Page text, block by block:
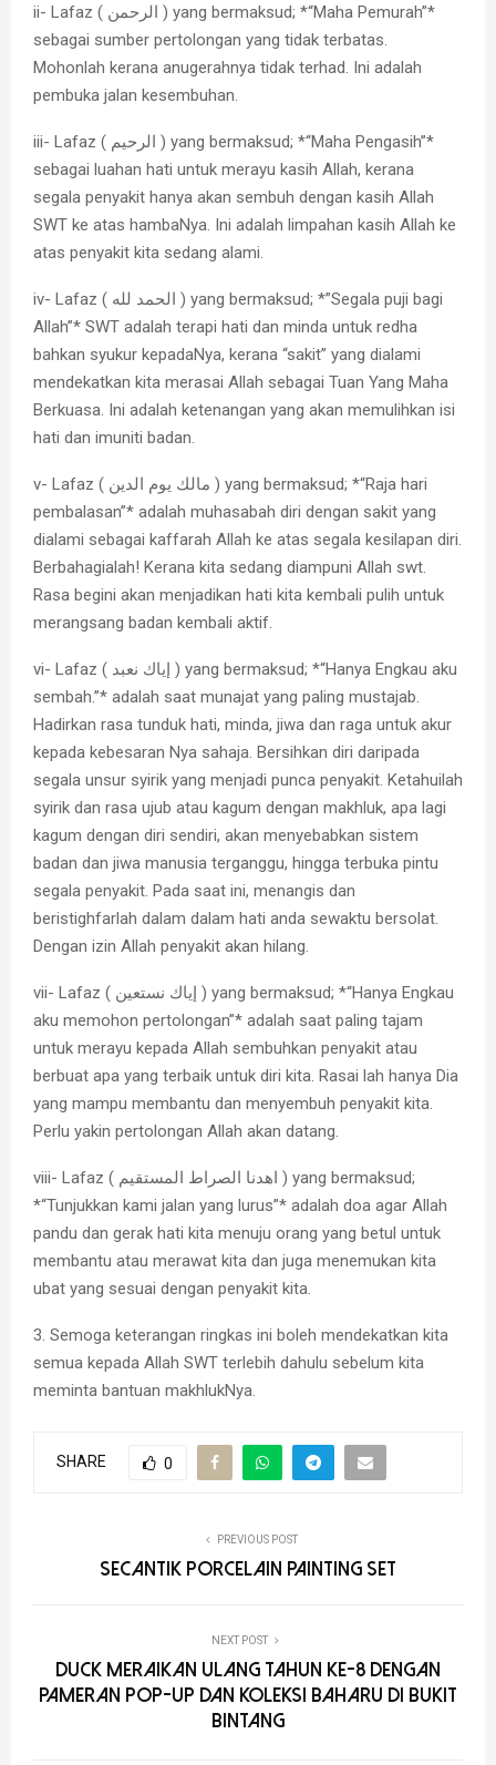
ii- Lafaz ( الرحمن ) yang bermaksud; *“Maha Pemurah”*
sebagai sumber pertolongan yang tidak terbatas.
Mohonlah kerana anugerahnya tidak terhad. Ini adalah
pembuka jalan kesembuhan.
iii- Lafaz ( الرحيم ) yang bermaksud; *“Maha Pengasih”*
sebagai luahan hati untuk merayu kasih Allah, kerana
segala penyakit hanya akan sembuh dengan kasih Allah
SWT ke atas hambaNya. Ini adalah limpahan kasih Allah ke
atas penyakit kita sedang alami.
iv- Lafaz ( الحمد لله ) yang bermaksud; *”Segala puji bagi
Allah”* SWT adalah terapi hati dan minda untuk redha
bahkan syukur kepadaNya, kerana “sakit” yang dialami
mendekatkan kita merasai Allah sebagai Tuan Yang Maha
Berkuasa. Ini adalah ketenangan yang akan memulihkan isi
hati dan imuniti badan.
v- Lafaz ( مالك يوم الدين ) yang bermaksud; *“Raja hari
pembalasan”* adalah muhasabah diri dengan sakit yang
dialami sebagai kaffarah Allah ke atas segala kesilapan diri.
Berbahagialah! Kerana kita sedang diampuni Allah swt.
Rasa begini akan menjadikan hati kita kembali pulih untuk
merangsang badan kembali aktif.
vi- Lafaz ( إياك نعبد ) yang bermaksud; *“Hanya Engkau aku
sembah.”* adalah saat munajat yang paling mustajab.
Hadirkan rasa tunduk hati, minda, jiwa dan raga untuk akur
kepada kebesaran Nya sahaja. Bersihkan diri daripada
segala unsur syirik yang menjadi punca penyakit. Ketahuilah
syirik dan rasa ujub atau kagum dengan makhluk, apa lagi
kagum dengan diri sendiri, akan menyebabkan sistem
badan dan jiwa manusia terganggu, hingga terbuka pintu
segala penyakit. Pada saat ini, menangis dan
beristighfarlah dalam dalam hati anda sewaktu bersolat.
Dengan izin Allah penyakit akan hilang.
vii- Lafaz ( إياك نستعين ) yang bermaksud; *“Hanya Engkau
aku memohon pertolongan”* adalah saat paling tajam
untuk merayu kepada Allah sembuhkan penyakit atau
berbuat apa yang terbaik untuk diri kita. Rasai lah hanya Dia
yang mampu membantu dan menyembuh penyakit kita.
Perlu yakin pertolongan Allah akan datang.
viii- Lafaz ( اهدنا الصراط المستقيم ) yang bermaksud;
*“Tunjukkan kami jalan yang lurus”* adalah doa agar Allah
pandu dan gerak hati kita menuju orang yang betul untuk
membantu atau merawat kita dan juga menemukan kita
ubat yang sesuai dengan penyakit kita.
3. Semoga keterangan ringkas ini boleh mendekatkan kita
semua kepada Allah SWT terlebih dahulu sebelum kita
meminta bantuan makhlukNya.
SHARE 0
PREVIOUS POST
Secantik Porcelain Painting Set
NEXT POST
dUCk Meraikan Ulang Tahun ke-8 dengan
Pameran Pop-up dan Koleksi Baharu di Bukit
Bintang